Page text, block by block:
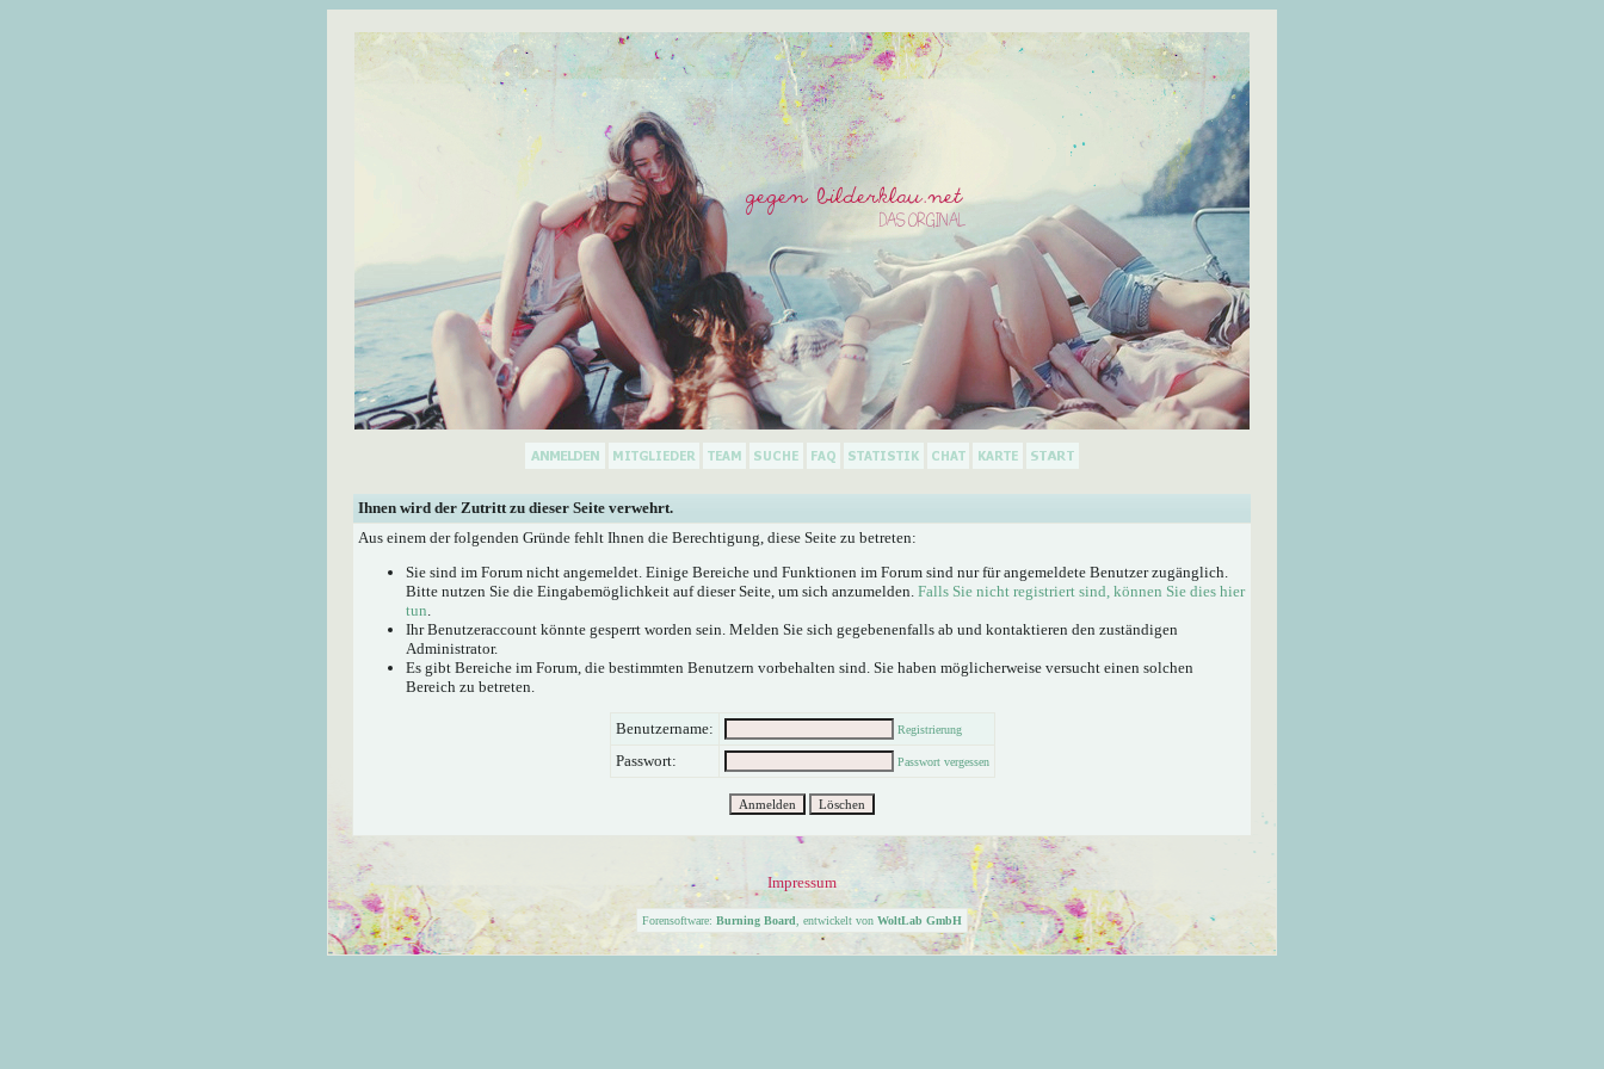
Ihnen wird der Zutritt zu dieser Seite verwehrt.
Aus einem der folgenden Gründe fehlt Ihnen die Berechtigung, diese Seite zu betreten:
Sie sind im Forum nicht angemeldet. Einige Bereiche und Funktionen im Forum sind nur für angemeldete Benutzer zugänglich.
Bitte nutzen Sie die Eingabemöglichkeit auf dieser Seite, um sich anzumelden. Falls Sie nicht registriert sind, können Sie dies hier
tun.
Ihr Benutzeraccount könnte gesperrt worden sein. Melden Sie sich gegebenenfalls ab und kontaktieren den zuständigen
Administrator.
Es gibt Bereiche im Forum, die bestimmten Benutzern vorbehalten sind. Sie haben möglicherweise versucht einen solchen
Bereich zu betreten.
Benutzername: Registrierung
Passwort: Passwort vergessen
Impressum
Forensoftware: Burning Board , entwickelt von WoltLab GmbH